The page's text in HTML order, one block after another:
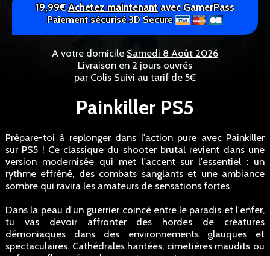
19,99€Achetez maintenant avec GamerPass
Paiement sécurisé 3D Secure
A votre domicile Samedi 8 Août 2026
Livraison en 2 jours ouvrés
par Colis Suivi au tarif de 5€
Painkiller PS5
Prépare-toi à replonger dans l'action pure avec Painkiller
sur PS5 ! Ce classique du shooter brutal revient dans une
version modernisée qui met l'accent sur l'essentiel : un
rythme effréné, des combats sanglants et une ambiance
sombre qui ravira les amateurs de sensations fortes.
Dans la peau d'un guerrier coincé entre le paradis et l'enfer,
tu vas devoir affronter des hordes de créatures
démoniaques dans des environnements glauques et
spectaculaires. Cathédrales hantées, cimetières maudits ou